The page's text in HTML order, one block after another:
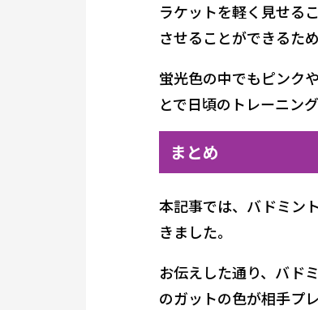
ラケットを軽く見せる
させることができるた
蛍光色の中でもピンク
とで日頃のトレーニン
まとめ
本記事では、バドミン
きました。
お伝えした通り、バド
のガットの色が相手プ